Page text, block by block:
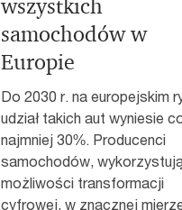
wszystkich
samochodów w
Europie
Do 2030 r. na europejskim
udział takich aut wyniesie
najmniej 30%. Producenci
samochodów,
możliwości transformacji
cyfrowej, w znacznej